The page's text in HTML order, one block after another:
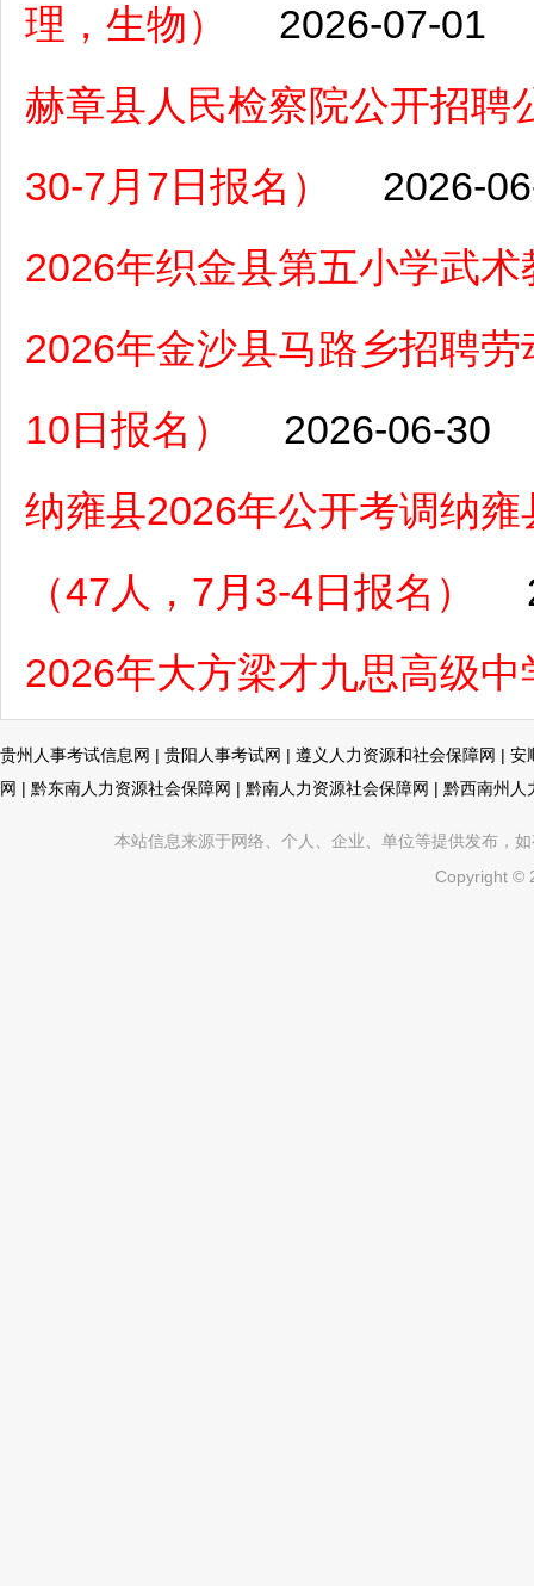
理，生物）
2026-07-01
赫章县人民检察院公开招聘
30-7月7日报名）
2026-
2026年织金县第五小学武
2026年金沙县马路乡招聘
10日报名）
2026-06-30
纳雍县2026年公开考调纳
（47人，7月3-4日报名）
2026年大方梁才九思高级
贵州人事考试信息网 | 贵阳人事考试网 | 遵义人力资源和社会保障网 | 安
网 | 黔东南人力资源社会保障网 | 黔南人力资源社会保障网 | 黔西南州人
本站信息来源于网络、个人、企业、单位等提供发布，
Copyright ©